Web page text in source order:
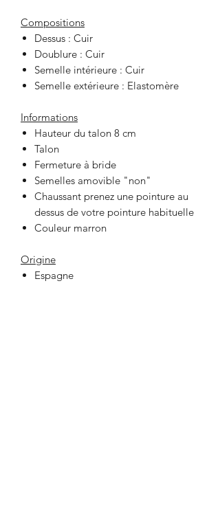
Compositions
Dessus : Cuir
Doublure : Cuir
Semelle intérieure : Cuir
Semelle extérieure : Elastomère
Informations
Hauteur du talon 8 cm
Talon
Fermeture à bride
Semelles amovible "non"
Chaussant prenez une pointure au
dessus de votre pointure habituelle
Couleur marron
Origine
Espagne